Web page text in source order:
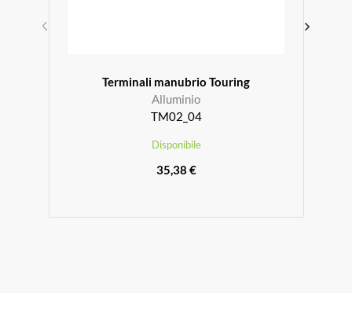
Terminali manubrio Touring
Alluminio
TM02_04
Disponibile
35,38 €